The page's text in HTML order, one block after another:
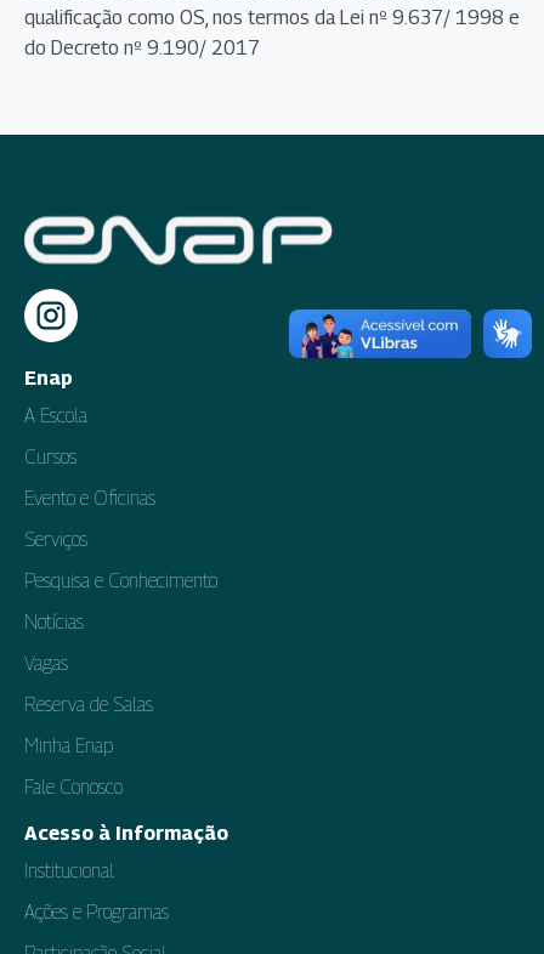
qualificação como OS, nos termos da Lei nº 9.637/ 1998 e
do Decreto nº 9.190/ 2017
Enap
A Escola
Cursos
Evento e Oficinas
Serviços
Pesquisa e Conhecimento
Notícias
Vagas
Reserva de Salas
Minha Enap
Fale Conosco
Acesso à Informação
Institucional
Ações e Programas